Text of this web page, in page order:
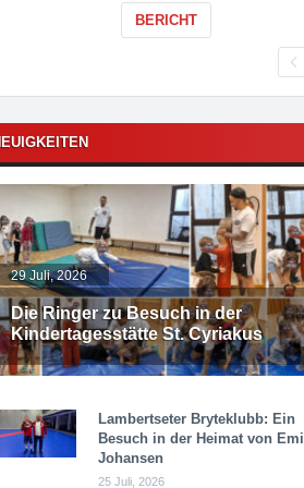
BERICHT
Die Ringer zu Besuch in der
Kindertagesstätte St. Cyriakus
29 Juli, 2026
Lambertseter Bryteklubb: Ein
Besuch in der Heimat von Emil
Johansen
25 Juli, 2026